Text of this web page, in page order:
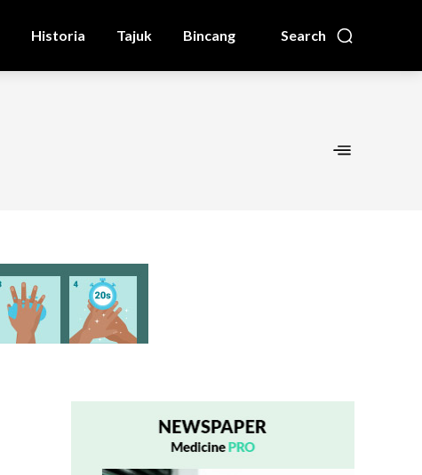
Search
Historia Tajuk Bincang